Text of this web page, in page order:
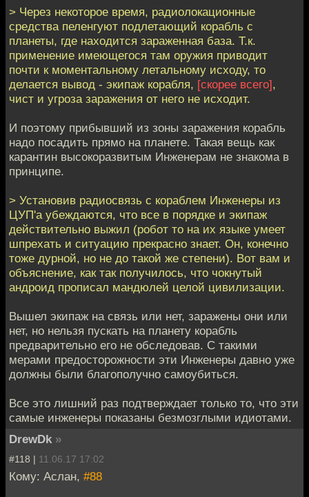
> Через некоторое время, радиолокационные
средства пеленгуют подлетающий корабль с
планеты, где находится зараженная база. Т.к.
применение имеющегося там оружия приводит
почти к моментальному летальному исходу, то
делается вывод - экипаж корабля, [скорее всего],
чист и угроза заражения от него не исходит.
И поэтому прибывший из зоны заражения корабль
надо посадить прямо на планете. Такая вещь как
карантин высокоразвитым Инженерам не знакома в
принципе.
> Установив радиосвязь с кораблем Инженеры из
ЦУП'а убеждаются, что все в порядке и экипаж
действительно выжил (робот то на их языке умеет
шпрехать и ситуацию прекрасно знает. Он, конечно
тоже дурной, но не до такой же степени). Вот вам и
объяснение, как так получилось, что чокнутый
андроид прописал мандюлей целой цивилизации.
Вышел экипаж на связь или нет, заражены они или
нет, но нельзя пускать на планету корабль
предварительно его не обследовав. С такими
мерами предосторожности эти Инженеры давно уже
должны были благополучно самоубиться.
Все это лишний раз подтверждает только то, что эти
самые инженеры показаны безмозглыми идиотами.
DrewDk »
#118 | 11.06.17 17:02
Кому: Аслан, #88